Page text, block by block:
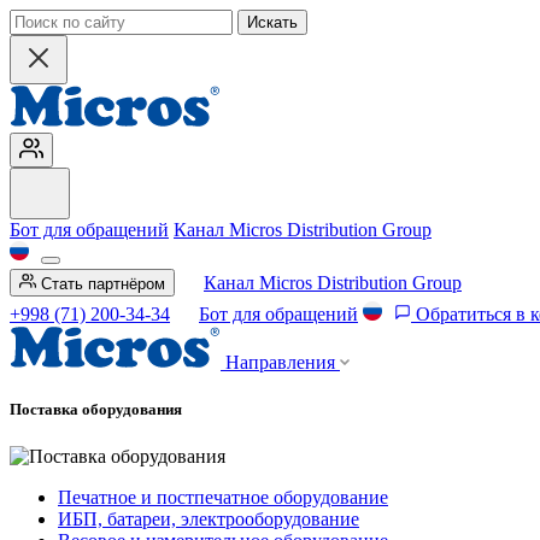
Искать
Бот для обращений Канал Micros Distribution Group
Стать партнёром
Канал Micros Distribution Group
+998 (71) 200-34-34
Бот для обращений Обратиться в
Направления
Поставка оборудования
Печатное и постпечатное оборудование
ИБП, батареи, электрооборудование